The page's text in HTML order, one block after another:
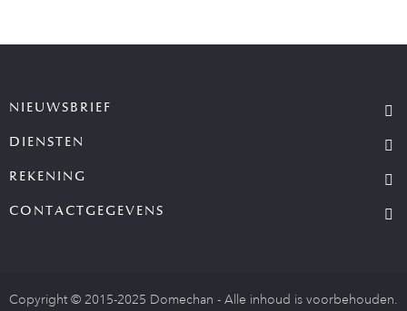
NIEUWSBRIEF
DIENSTEN
REKENING
CONTACTGEGEVENS
Copyright © 2015-2025 Domechan - Alle inhoud is voorbehouden.